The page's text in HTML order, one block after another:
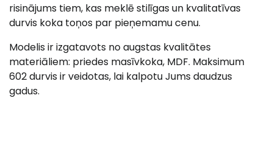
risinājums tiem, kas meklē stilīgas un kvalitatīvas
durvis koka toņos par pieņemamu cenu.
Modelis ir izgatavots no augstas kvalitātes
materiāliem: priedes masīvkoka, MDF. Maksimum
602 durvis ir veidotas, lai kalpotu Jums daudzus
gadus.